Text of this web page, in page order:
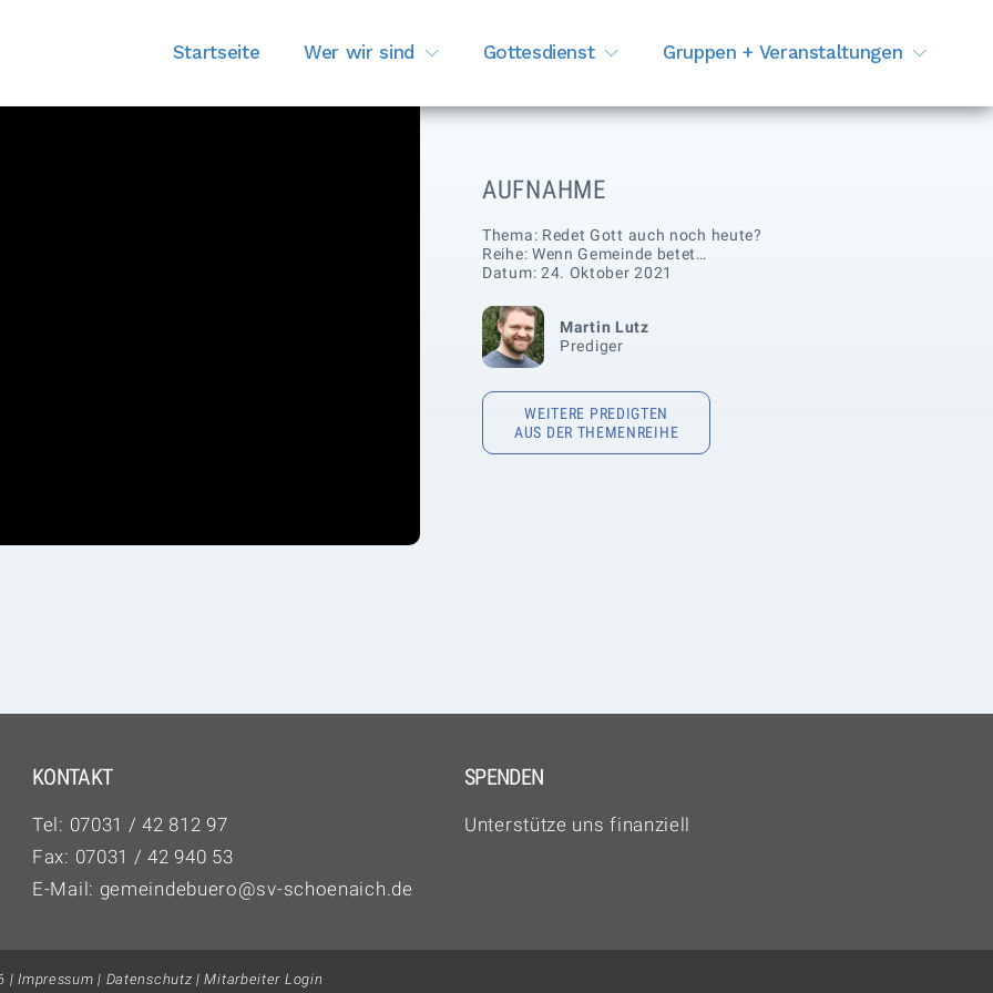
Startseite Wer wir sind Gottesdienst Gruppen + Veranstaltungen
AUFNAHME
Thema: Redet Gott auch noch heute?
Reihe: Wenn Gemeinde betet…
Datum: 24. Oktober 2021
Martin Lutz
Prediger
WEITERE PREDIGTEN
AUS DER THEMENREIHE
KONTAKT
Tel: 07031 / 42 812 97‬
Fax: 07031 / 42 940 53
E-Mail: gemeindebuero@sv-schoenaich.de
SPENDEN
Unterstütze uns finanziell
| Impressum | Datenschutz |Mitarbeiter Login